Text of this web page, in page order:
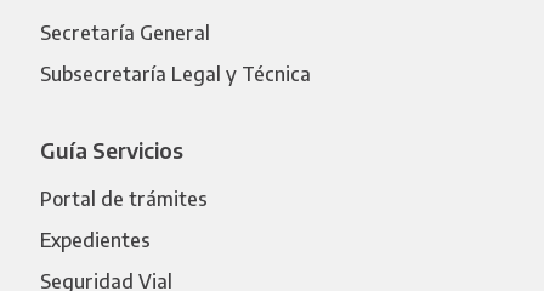
Secretaría General
Subsecretaría Legal y Técnica
Guía Servicios
Portal de trámites
Expedientes
Seguridad Vial